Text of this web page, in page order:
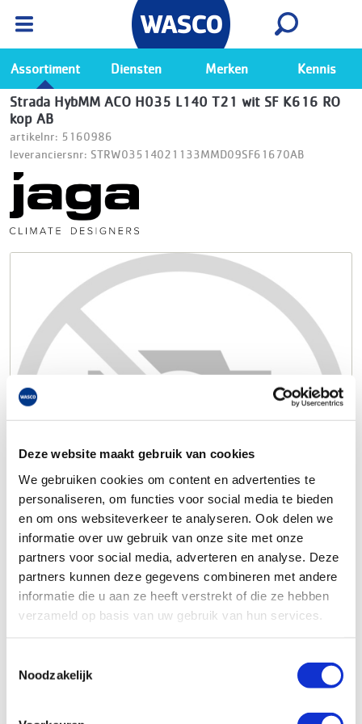
Deze website maakt gebruik van cookies
We gebruiken cookies om content en advertenties te
personaliseren, om functies voor social media te bieden
en om ons websiteverkeer te analyseren. Ook delen we
informatie over uw gebruik van onze site met onze
partners voor social media, adverteren en analyse. Deze
partners kunnen deze gegevens combineren met andere
informatie die u aan ze heeft verstrekt of die ze hebben
verzameld op basis van uw gebruik van hun services.
Noodzakelijk
Ga naar de Wasco app
Bekijk
Assortiment Diensten Merken Kennis
Strada HybMM ACO H035 L140 T21 wit SF K616 RO
kop AB
artikelnr: 5160986
leveranciersnr: STRW03514021133MMD09SF61670AB